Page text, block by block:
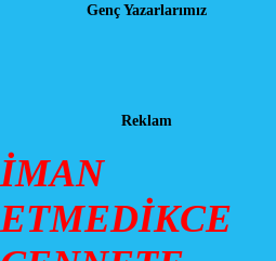
Genç Yazarlarımız
Reklam
İMAN
ETMEDİKCE